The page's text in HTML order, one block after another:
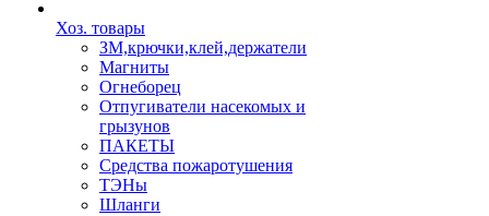
Хоз. товары
ЗМ,крючки,клей,держатели
Магниты
Огнеборец
Отпугиватели насекомых и
грызунов
ПАКЕТЫ
Средства пожаротушения
ТЭНы
Шланги